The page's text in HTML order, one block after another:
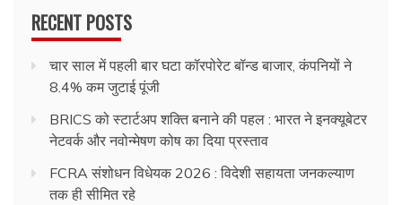
RECENT POSTS
चार साल में पहली बार घटा कॉरपोरेट बॉन्ड बाजार, कंपनियों ने
8.4% कम जुटाई पूंजी
BRICS को स्टार्टअप शक्ति बनाने की पहल : भारत ने इनक्यूबेटर
नेटवर्क और नवोन्मेषण कोष का दिया प्रस्ताव
FCRA संशोधन विधेयक 2026 : विदेशी सहायता जनकल्याण
तक ही सीमित रहे